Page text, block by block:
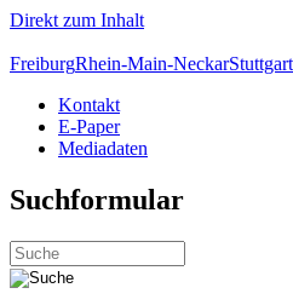
Direkt zum Inhalt
FreiburgRhein-Main-NeckarStuttgart
Kontakt
E-Paper
Mediadaten
Suchformular